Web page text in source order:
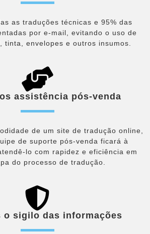
as traduções técnicas e 95% das
por e-mail, evitando o uso de
tinta, envelopes e outros insumos.
assistência pós-venda
de um site de tradução online,
de suporte pós-venda ficará à
lo com rapidez e eficiência em
do processo de tradução.
o sigilo das informações